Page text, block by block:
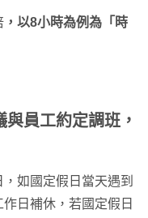
，以8小時為例為「時
與員工約定調班，
如國定假日當天遇到
日補休，若國定假日